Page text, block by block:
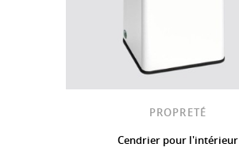
PROPRETÉ
Cendrier pour l'intérieur